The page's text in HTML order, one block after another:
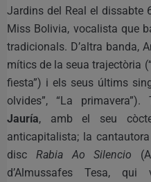
Jardins del Real el dissabte
Miss Bolivia, vocalista que
tradicionals. D’altra banda,
mítics de la seua trajectòria
fiesta”) i els seus últims
olvides”, “La
Jauría, amb el seu
anticapitalista; la
disc Rabia Ao Silencio
d’Almussafes Tesa,